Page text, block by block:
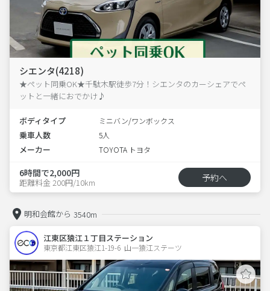
シエンタ(4218)
★ペット同乗OK★千駄木駅徒歩7分！シエンタのカーシェアでペ
ットと一緒におでかけ♪
ボディタイプ ミニバン/ワンボックス
乗車人数 5人
メーカー TOYOTA トヨタ
6時間で2,000円
距離料金 200円/10km 予約へ
明和会館から 3540m
江東区猿江１丁目ステーション
東京都江東区猿江1-19-6  山一猿江ステーツ